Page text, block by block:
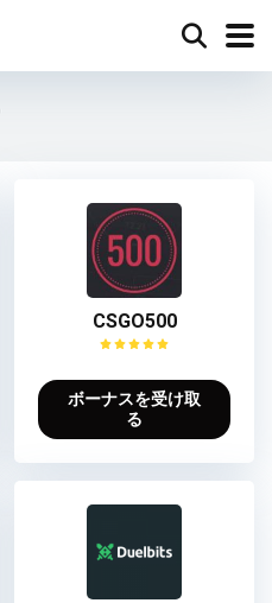
CSGO500
ボーナスを受け取
る